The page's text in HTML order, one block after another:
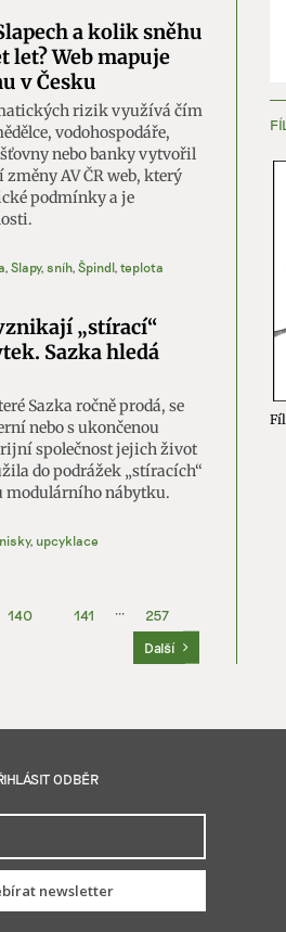
a kolik sněhu
let? Web mapuje
v Česku
rizik využívá čím
vodohospodáře,
nebo banky vytvořil
AV ČR web, který
podmínky a je
Slapy, sníh, Špindl, teplota
„stírací“
Sazka hledá
Sazka ročně prodá, se
nebo s ukončenou
společnost jejich život
do podrážek „stíracích“
modulárního nábytku.
, upcyklace
140 141 ···
257
Další
ODBĚR
newsletter